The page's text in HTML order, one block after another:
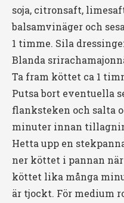
soja, citronsaft,
balsamvinäger och
1 timme. Sila
Blanda
Ta fram köttet ca 1
Putsa bort eventuella
flanksteken och salta
minuter innan
Hetta upp en
ner köttet i pannan
köttet lika många
är tjockt. För medium